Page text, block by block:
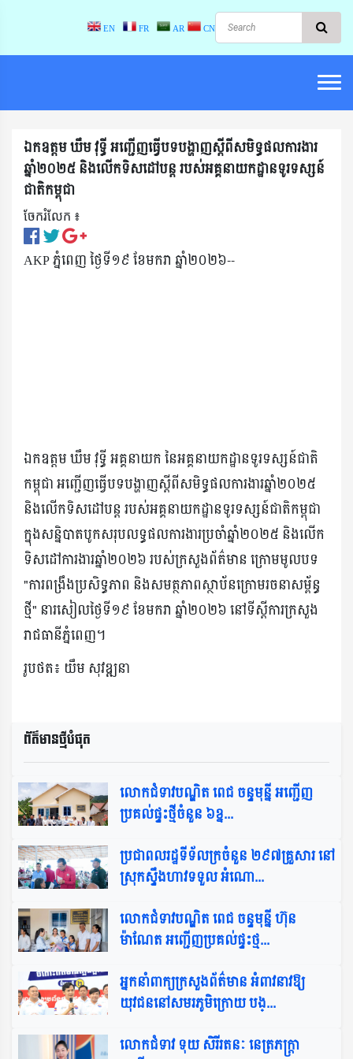
EN FR AR CN
ឯកឧត្តម ឃឹម វុទ្ធី អញ្ជើញធ្វើបទបង្ហាញស្តីពីសមិទ្ធផលការងារ
ឆ្នាំ២០២៥ និងលើកទិសដៅបន្ត របស់អគ្គនាយកដ្ឋានទូរទស្សន៍
ជាតិកម្ពុជា
ចែករំលែក ៖​
AKP ភ្នំពេញ ថ្ងៃទី១៩ ខែមករា ឆ្នាំ២០២៦--
ឯកឧត្តម ឃឹម វុទ្ធី អគ្គនាយក នៃអគ្គនាយកដ្ឋានទូរទស្សន៍ជាតិ
កម្ពុជា អញ្ជើញធ្វើបទបង្ហាញស្តីពីសមិទ្ធផលការងារឆ្នាំ២០២៥
និងលើកទិសដៅបន្ត របស់អគ្គនាយកដ្ឋានទូរទស្សន៍ជាតិកម្ពុជា
ក្នុងសន្និបាតបូកសរុបលទ្ធផលការងារប្រចាំឆ្នាំ២០២៥ និងលើក
ទិសដៅការងារឆ្នាំ២០២៦ របស់ក្រសួងព័ត៌មាន ក្រោមមូលបទ
"ការពង្រឹងប្រសិទ្ធភាព និងសមត្ថភាពស្ថាប័នក្រោមរចនាសម្ព័ន្ធ
ថ្មី" នារសៀលថ្ងៃទី១៩ ខែមករា ឆ្នាំ២០២៦ នៅទីស្តីការក្រសួង
រាជធានីភ្នំពេញ។
រូបថត៖ យឹម សុវឌ្ឍនា
ព័ត៌មានថ្មីបំផុត​
លោកជំទាវបណ្ឌិត ពេជ ចន្ទមុន្នី អញ្ជើញ
ប្រគល់ផ្ទះថ្មីចំនួន ៦ខ្ន...
ប្រជាពលរដ្ឋទីទ័លក្រចំនួន ២៩៧គ្រួសារ នៅ
ស្រុកស្ទឹងហាវទទួល អំណោ...
លោកជំទាវបណ្ឌិត ពេជ ចន្ទមុន្នី ហ៊ុន
ម៉ាណែត អញ្ជើញប្រគល់ផ្ទះថ្ម...
អ្នកនាំពាក្យក្រសួងព័ត៌មាន អំពាវនាវឱ្យ
យុវជននៅសមរភូមិក្រោយ បង្...
លោកជំទាវ ទុយ សិរីរតនៈ នេត្រភក្ត្រា